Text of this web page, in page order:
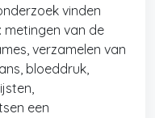
vinden
metingen van de
verzamelen van
bloeddruk,
een